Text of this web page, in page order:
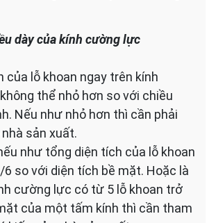
dày của kính cường lực
của lỗ khoan ngay trên kính
thể nhỏ hơn so với chiều
Nếu như nhỏ hơn thì cần phải
sản xuất.
như tổng diện tích của lỗ khoan
so với diện tích bề mặt. Hoặc là
cường lực có từ 5 lỗ khoan trở
của một tấm kính thì cần tham